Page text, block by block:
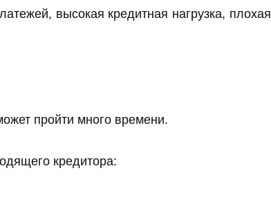
высокая кредитная нагрузка, плохая
пройти много времени.
кредитора: